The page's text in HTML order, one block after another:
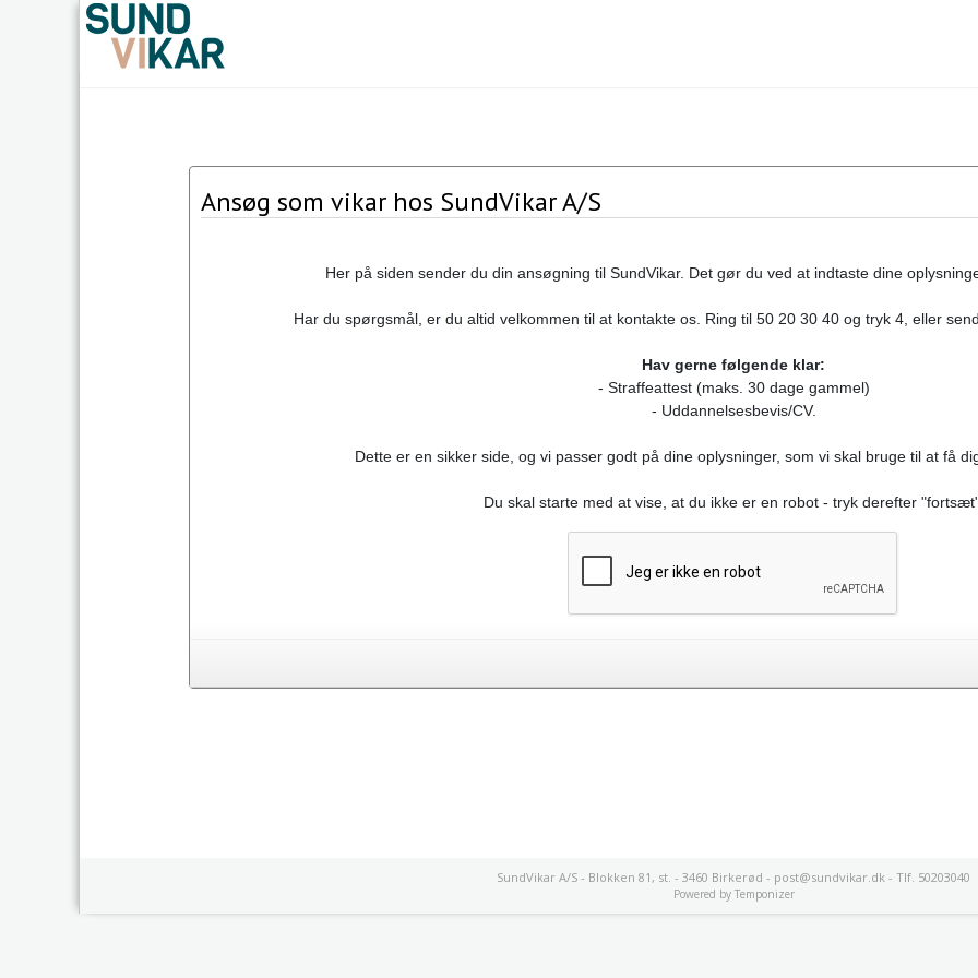
Ansøg som vikar hos SundVikar A/S
Her på siden sender du din ansøgning til SundVikar. Det gør du ved at indtaste dine
Har du spørgsmål, er du altid velkommen til at kontakte os. Ring til 50 20 30 40 og tryk 4, eller
Hav gerne følgende klar:
- Straffeattest (maks. 30 dage gammel)
- Uddannelsesbevis/CV.
Dette er en sikker side, og vi passer godt på dine oplysninger, som vi skal bruge til at få
Du skal starte med at vise, at du ikke er en robot - tryk derefter
SundVikar A/S - Blokken 81, st. - 3460 Birkerød - post@sundvikar.dk - Tlf. 50203040
Powered by Temponizer